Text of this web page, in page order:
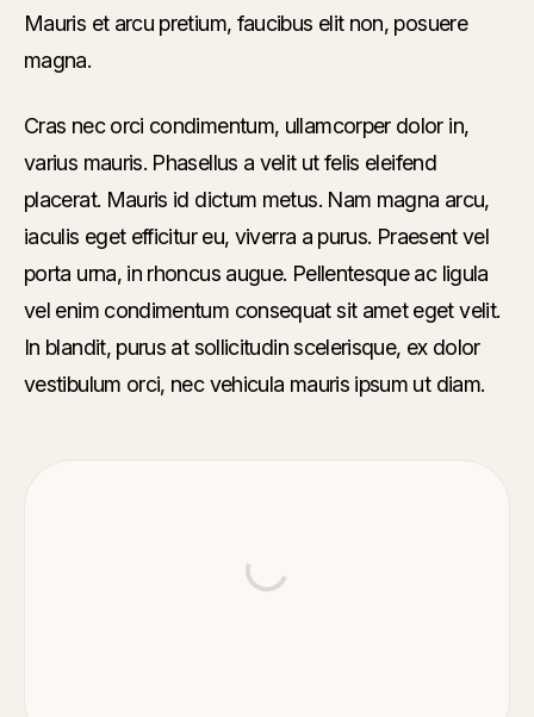
Mauris et arcu pretium, faucibus elit non, posuere
magna.
Cras nec orci condimentum, ullamcorper dolor in,
varius mauris. Phasellus a velit ut felis eleifend
placerat. Mauris id dictum metus. Nam magna arcu,
iaculis eget efficitur eu, viverra a purus. Praesent vel
porta urna, in rhoncus augue. Pellentesque ac ligula
vel enim condimentum consequat sit amet eget velit.
In blandit, purus at sollicitudin scelerisque, ex dolor
vestibulum orci, nec vehicula mauris ipsum ut diam.